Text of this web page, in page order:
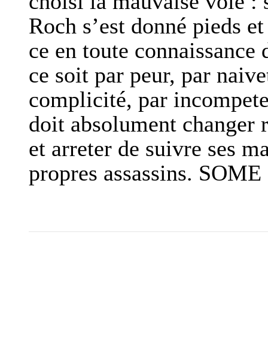
Roch s’est donné pieds
ce en toute
ce soit par peur, par
complicité, par
doit absolument changer
et arreter de suivre ses
propres assassins. SOME